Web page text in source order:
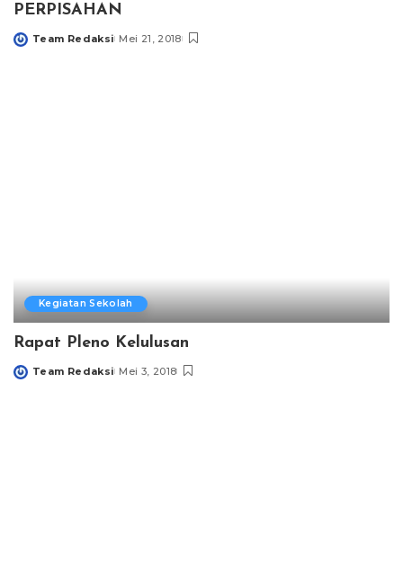
PERPISAHAN
Posted
Team Redaksi Mei 21, 2018
Kegiatan Sekolah
Rapat Pleno Kelulusan
Posted
Team Redaksi Mei 3, 2018